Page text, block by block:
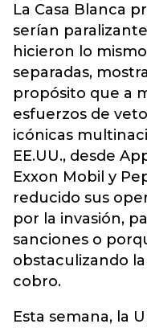
La Casa Blanca
serían
hicieron lo
separadas,
propósito que a
esfuerzos de
icónicas
EE.UU., desde
Exxon Mobil y
reducido sus
por la invasión,
sanciones o
obstaculizando
cobro.
Esta semana, la